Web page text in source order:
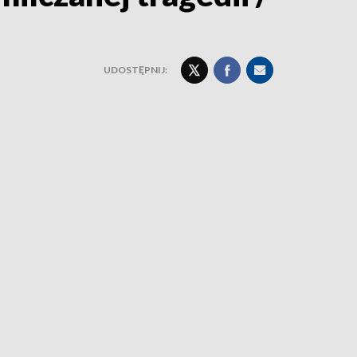
UDOSTĘPNIJ: